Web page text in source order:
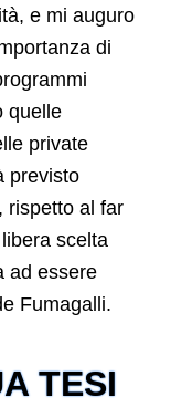
e mi auguro
di
quelle
private
previsto
rispetto al far
scelta
ad essere
Fumagalli.
TESI